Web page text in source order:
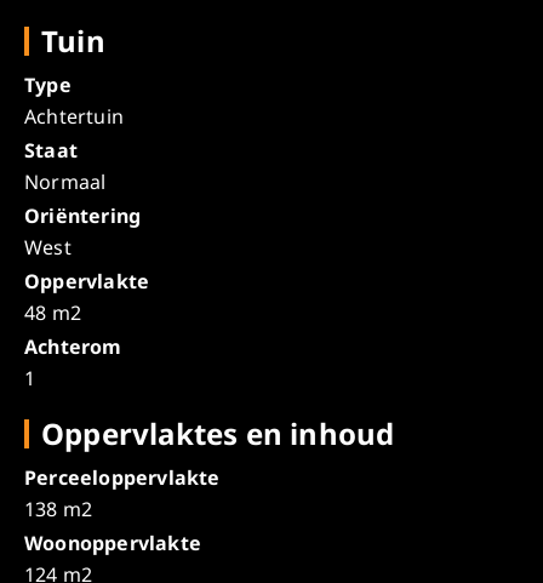
Tuin
Type
Achtertuin
Staat
Normaal
Oriëntering
West
Oppervlakte
48 m2
Achterom
1
Oppervlaktes en inhoud
Perceeloppervlakte
138 m2
Woonoppervlakte
124 m2